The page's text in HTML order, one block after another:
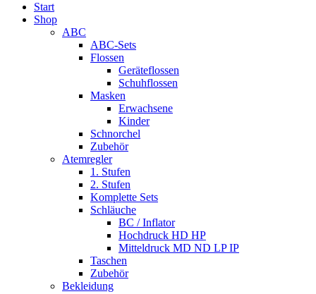
Start
Shop
ABC
ABC-Sets
Flossen
Geräteflossen
Schuhflossen
Masken
Erwachsene
Kinder
Schnorchel
Zubehör
Atemregler
1. Stufen
2. Stufen
Komplette Sets
Schläuche
BC / Inflator
Hochdruck HD HP
Mitteldruck MD ND LP IP
Taschen
Zubehör
Bekleidung